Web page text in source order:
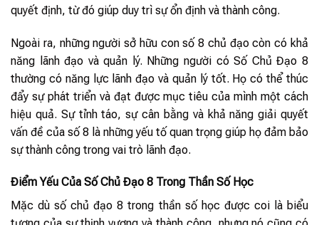
quyết định, từ đó giúp duy trì sự ổn định và thành công.
Ngoài ra, những người sở hữu con số 8 chủ đạo còn có khả
năng lãnh đạo và quản lý. Những người có Số Chủ Đạo 8
thường có năng lực lãnh đạo và quản lý tốt. Họ có thể thúc
đẩy sự phát triển và đạt được mục tiêu của mình một cách
hiệu quả. Sự tỉnh táo, sự cân bằng và khả năng giải quyết
vấn đề của số 8 là những yếu tố quan trọng giúp họ đảm bảo
sự thành công trong vai trò lãnh đạo.
Điểm Yếu Của Số Chủ Đạo 8 Trong Thần Số Học
Mặc dù số chủ đạo 8 trong thần số học được coi là biểu